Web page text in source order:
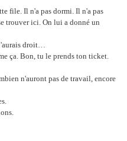
file. Il n'a pas dormi. Il n'a pas
trouver ici. On lui a donné un
droit…
Bon, tu le prends ton ticket.
n'auront pas de travail, encore